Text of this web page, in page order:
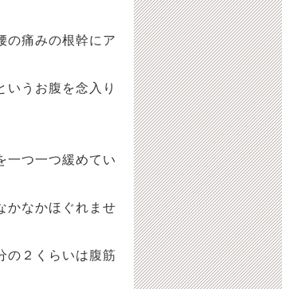
の痛みの根幹にア
いうお腹を念入り
つ一つ緩めてい
かなかほぐれませ
の２くらいは腹筋